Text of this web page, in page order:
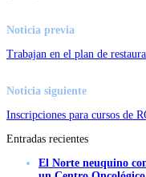
Noticia previa
Trabajan en el plan de
Noticia siguiente
Inscripciones para cursos de
Entradas recientes
El Norte neuquino